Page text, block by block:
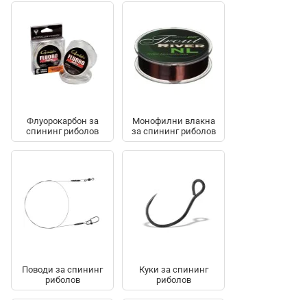
Флуорокарбон за
спининг риболов
Монофилни влакна
за спининг риболов
Поводи за спининг
риболов
Куки за спининг
риболов